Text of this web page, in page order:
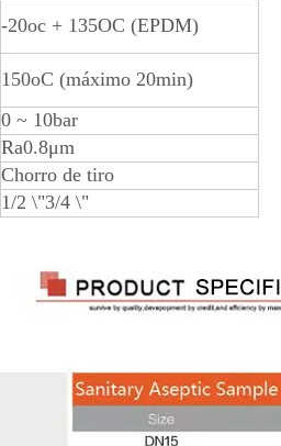
-20oc + 135OC (EPDM)
150oC (máximo 20min)
0 ~ 10bar
Ra0.8μm
Chorro de tiro
1/2 \"3/4 \"